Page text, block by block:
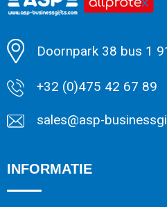
Doornpark 38 bus 1
+32 (0)475 42 67 89
sales@asp-
INFORMATIE